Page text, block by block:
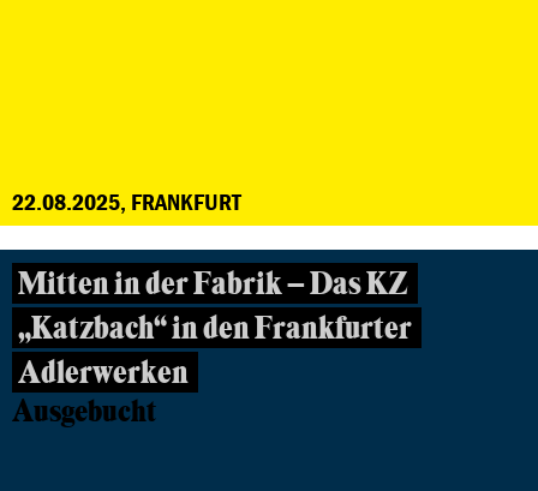
22.08.2025, FRANKFURT
Mitten in der Fabrik – Das KZ
„Katzbach“ in den Frankfurter
Adlerwerken
Ausgebucht